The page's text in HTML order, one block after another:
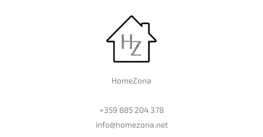
HomeZona
+359 885 204 378
info@homezona.net